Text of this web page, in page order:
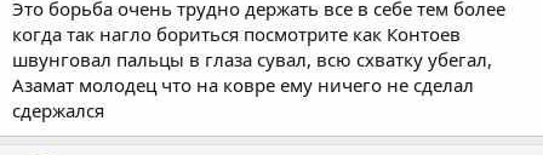
а
Это борьба очень трудно держать все в себе тем более
когда так нагло бориться посмотрите как Контоев
швунговал пальцы в глаза сувал, всю схватку убегал,
Азамат молодец что на ковре ему ничего не сделал
сдержался